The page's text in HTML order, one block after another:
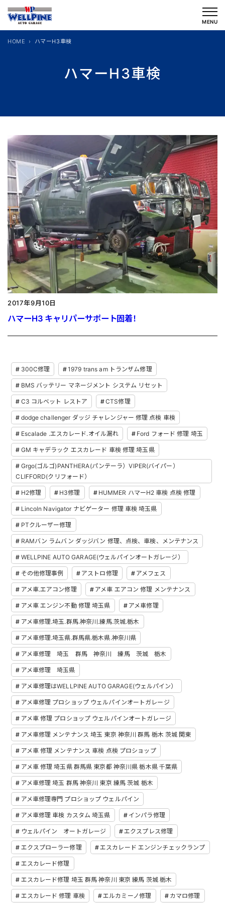
を
MENU
ハマーH3車検
HOME ハマーH3車検
2017年9月10日
ハマーH3 キャリパーサポート固着！
300C修理 1979 trans am トランザム修理
BMS バッテリー マネージメント システム リセット
C3 コルベット レストア CTS修理
dodge challenger ダッジ チャレンジャー 修理 点検 車検
Escalade .エスカレード.オイル漏れ Ford フォード 修理 埼玉
GM キャデラック エスカレード 車検 修理 埼玉県
Grgo(ゴルゴ)PANTHERA(パンテーラ）VIPER(バイパー）
CLIFFORD(クリフォード）
H2修理 H3修理 HUMMER ハマーH2 車検 点検 修理
Lincoln Navigator ナビゲーター 修理 車検 埼玉県
PTクルーザー修理
RAMバン ラムバン ダッジバン 修理、点検、車検、メンテナンス
WELLPINE AUTO GARAGE(ウェルパインオートガレージ）
その他修理事例 アストロ修理 アメフェス
アメ車.エアコン修理 アメ車 エアコン 修理 メンテナンス
アメ車 エンジン不動 修理 埼玉県 アメ車修理
アメ車修理.埼玉.群馬.神奈川.練馬.茨城.栃木
アメ車修理.埼玉県.群馬県.栃木県.神奈川県
アメ車修理 埼玉 群馬 神奈川 練馬 茨城 栃木
アメ車修理 埼玉県
アメ車修理はWELLPINE AUTO GARAGE(ウェルパイン）
アメ車修理 プロショップ ウェルパインオートガレージ
アメ車 修理 プロショップ ウェルパインオートガレージ
アメ車修理 メンテナンス 埼玉 東京 神奈川 群馬 栃木 茨城 関東
アメ車 修理 メンテナンス 車検 点検 プロショップ
アメ車 修理 埼玉県 群馬県 東京都 神奈川県 栃木県 千葉県
アメ車修理 埼玉 群馬 神奈川 東京 練馬 茨城 栃木
アメ車修理専門 プロショップ ウェルパイン
アメ車修理 車検 カスタム 埼玉県 インパラ修理
ウェルパイン オートガレージ エクスプレス修理
エクスプローラー修理 エスカレード エンジンチェックランプ
エスカレード修理
エスカレード修理 埼玉 群馬 神奈川 東京 練馬 茨城 栃木
エスカレード 修理 車検 エルカミーノ修理 カマロ修理